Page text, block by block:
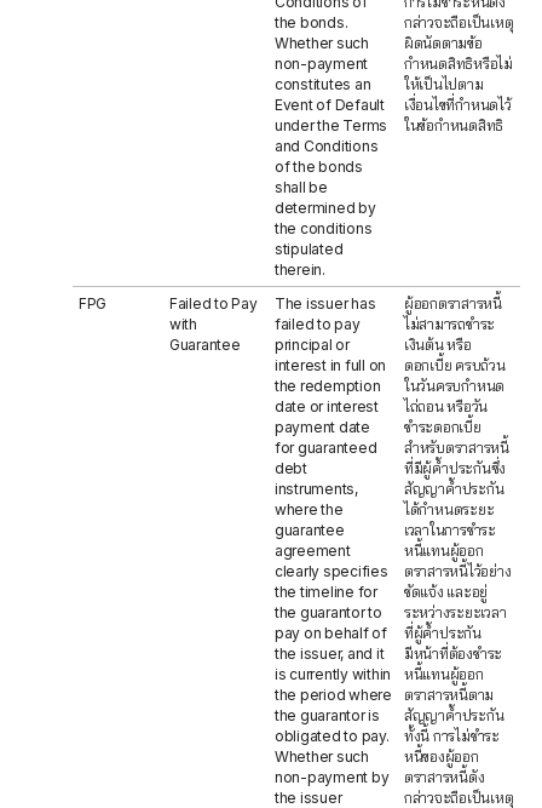
the bonds.
Whether such
non-payment
constitutes an
Event of Default
under the Terms
and Conditions
of the bonds
shall be
determined by
the conditions
stipulated
therein.
กล่าวจะถือเป็นเหตุ
ผิดนัดตามข้อ
กำหนดสิทธิหรือไม่
ให้เป็นไปตาม
เงื่อนไขที่กำหนดไว้
ในข้อกำหนดสิทธิ
FPG
Failed to Pay
with
Guarantee
The issuer has
failed to pay
principal or
interest in full on
the redemption
date or interest
payment date
for guaranteed
debt
instruments,
where the
guarantee
agreement
clearly specifies
the timeline for
the guarantor to
pay on behalf of
the issuer, and it
is currently within
the period where
the guarantor is
obligated to pay.
Whether such
non-payment by
the issuer
ผู้ออกตราสารหนี้
ไม่สามารถชำระ
เงินต้น หรือ
ดอกเบี้ย ครบถ้วน
ในวันครบกำหนด
ไถ่ถอน หรือวัน
ชำระดอกเบี้ย
สำหรับตราสารหนี้
ที่มีผู้ค้ำประกันซึ่ง
สัญญาค้ำประกัน
ได้กำหนดระยะ
เวลาในการชำระ
หนี้แทนผู้ออก
ตราสารหนี้ไว้อย่าง
ชัดแจ้ง และอยู่
ระหว่างระยะเวลา
ที่ผู้ค้ำประกัน
มีหน้าที่ต้องชำระ
หนี้แทนผู้ออก
ตราสารหนี้ตาม
สัญญาค้ำประกัน
ทั้งนี้ การไม่ชำระ
หนี้ของผู้ออก
ตราสารหนี้ดัง
กล่าวจะถือเป็นเหตุ